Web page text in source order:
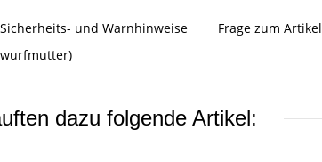
Sicherheits- und Warnhinweise
Frage zum Artikel
dazu folgende Artikel: